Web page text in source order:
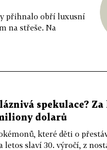
přihnalo obří luxusní
na střeše. Na
spekulace?
dolarů
které děti o
letos slaví 30. výročí, z